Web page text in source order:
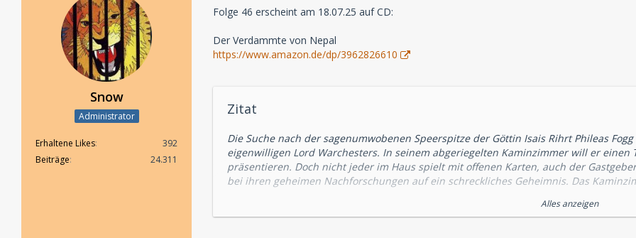
Snow
Administrator
Erhaltene Likes
392
Beiträge
24.311
Folge 46 erscheint am 18.07.25 auf CD:
Der Verdammte von Nepal
https://www.amazon.de/dp/3962826610
Zitat
Die Suche nach der sagenumwobenen Speerspitze der Göttin Isais Rihrt Phileas
eigenwilligen Lord Warchesters. In seinem abgeriegelten Kaminzimmer will er einen
präsentieren. Doch nicht jeder im Haus spielt mit offenen Karten, auch der
bei ihren geheimen Nachforschungen auf ein schreckliches Geheimnis. Das
Alles anzeigen